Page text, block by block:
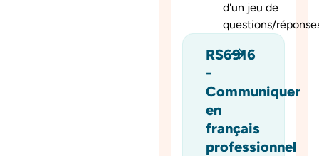
d'un jeu de
questions/
RS6916
-
Communiquer
en
français
professionnel